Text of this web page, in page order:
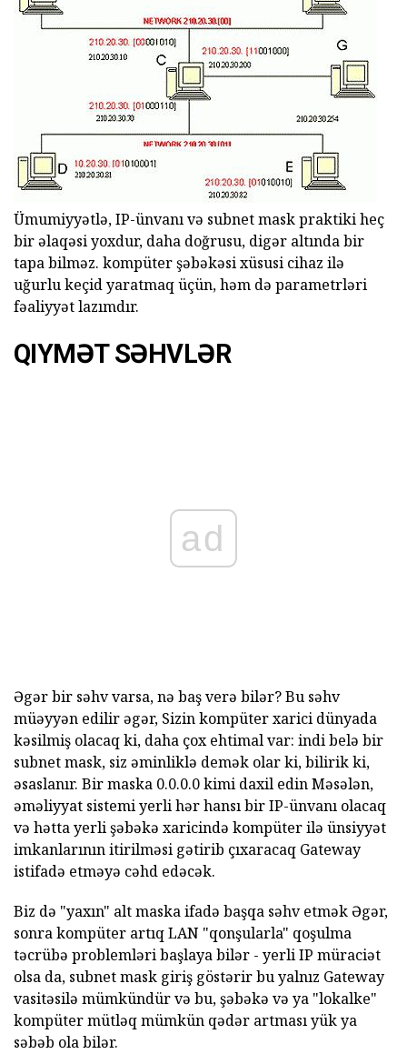
Ümumiyyətlə, IP-ünvanı və subnet mask praktiki heç
bir əlaqəsi yoxdur, daha doğrusu, digər altında bir
tapa bilməz. kompüter şəbəkəsi xüsusi cihaz ilə
uğurlu keçid yaratmaq üçün, həm də parametrləri
fəaliyyət lazımdır.
QIYMƏT SƏHVLƏR
ad
Əgər bir səhv varsa, nə baş verə bilər? Bu səhv
müəyyən edilir əgər, Sizin kompüter xarici dünyada
kəsilmiş olacaq ki, daha çox ehtimal var: indi belə bir
subnet mask, siz əminliklə demək olar ki, bilirik ki,
əsaslanır. Bir maska 0.0.0.0 kimi daxil edin Məsələn,
əməliyyat sistemi yerli hər hansı bir IP-ünvanı olacaq
və hətta yerli şəbəkə xaricində kompüter ilə ünsiyyət
imkanlarının itirilməsi gətirib çıxaracaq Gateway
istifadə etməyə cəhd edəcək.
Biz də "yaxın" alt maska ifadə başqa səhv etmək Əgər,
sonra kompüter artıq LAN "qonşularla" qoşulma
təcrübə problemləri başlaya bilər - yerli IP müraciət
olsa da, subnet mask giriş göstərir bu yalnız Gateway
vasitəsilə mümkündür və bu, şəbəkə və ya "lokalke"
kompüter mütləq mümkün qədər artması yük ya
səbəb ola bilər.